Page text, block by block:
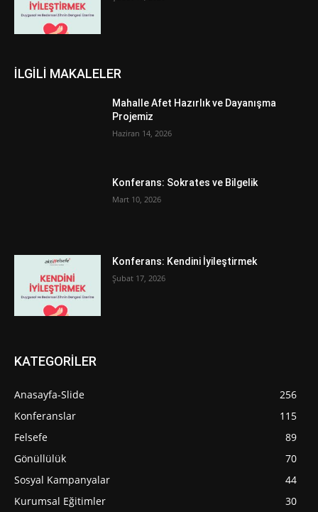
İLGİLİ MAKALELER
Mahalle Afet Hazırlık ve Dayanışma
Projemiz
Haziran 14, 2026
Konferans: Sokrates ve Bilgelik
Mart 10, 2026
Konferans: Kendini İyileştirmek
Şubat 17, 2026
KATEGORİLER
Anasayfa-Slide
256
Konferanslar
115
Felsefe
89
Gönüllülük
70
Sosyal Kampanyalar
44
Kurumsal Eğitimler
30